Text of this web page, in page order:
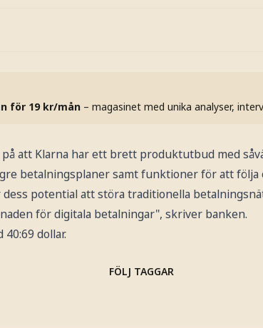
för 19 kr/mån – magasinet med unika analyser,
att Klarna har ett brett produktutbud med
betalningsplaner samt funktioner för att
potential att störa traditionella
för digitala betalningar", skriver banken.
dollar.
FÖLJ TAGGAR